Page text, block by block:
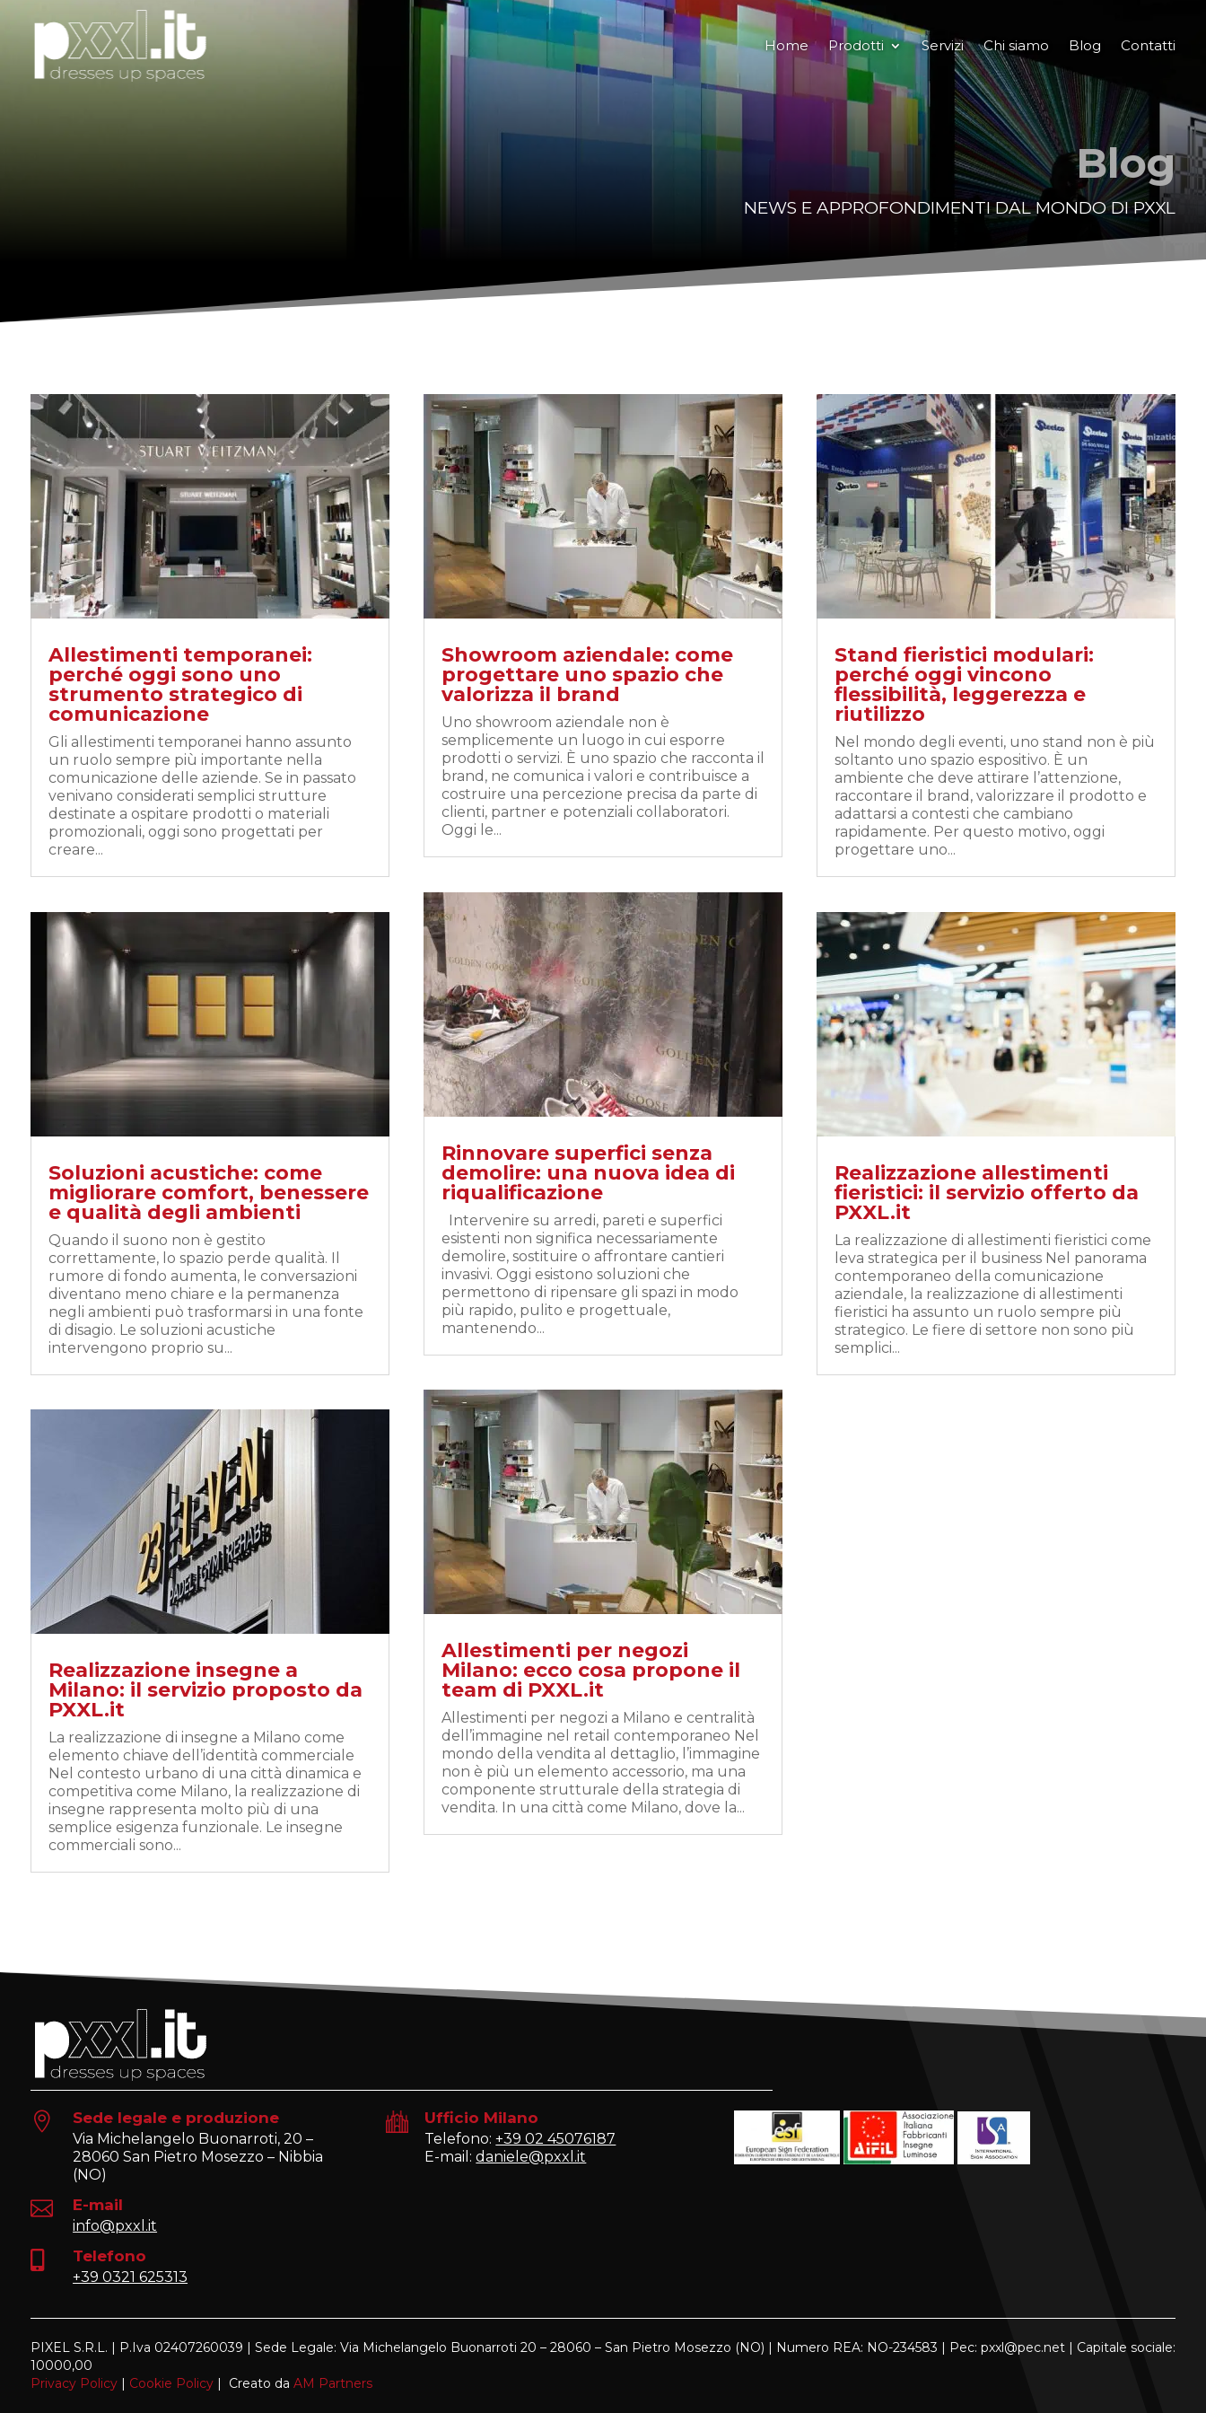
Home Prodotti Servizi Chi siamo Blog Contatti
Blog
NEWS E APPROFONDIMENTI DAL MONDO DI PXXL
Allestimenti temporanei:
perché oggi sono uno
strumento strategico di
comunicazione
Gli allestimenti temporanei hanno assunto
un ruolo sempre più importante nella
comunicazione delle aziende. Se in passato
venivano considerati semplici strutture
destinate a ospitare prodotti o materiali
promozionali, oggi sono progettati per
creare...
Soluzioni acustiche: come
migliorare comfort, benessere
e qualità degli ambienti
Quando il suono non è gestito
correttamente, lo spazio perde qualità. Il
rumore di fondo aumenta, le conversazioni
diventano meno chiare e la permanenza
negli ambienti può trasformarsi in una fonte
di disagio. Le soluzioni acustiche
intervengono proprio su...
Realizzazione insegne a
Milano: il servizio proposto da
PXXL.it
La realizzazione di insegne a Milano come
elemento chiave dell’identità commerciale
Nel contesto urbano di una città dinamica e
competitiva come Milano, la realizzazione di
insegne rappresenta molto più di una
semplice esigenza funzionale. Le insegne
commerciali sono...
Showroom aziendale: come
progettare uno spazio che
valorizza il brand
Uno showroom aziendale non è
semplicemente un luogo in cui esporre
prodotti o servizi. È uno spazio che racconta il
brand, ne comunica i valori e contribuisce a
costruire una percezione precisa da parte di
clienti, partner e potenziali collaboratori.
Oggi le...
Rinnovare superfici senza
demolire: una nuova idea di
riqualificazione
Intervenire su arredi, pareti e superfici
esistenti non significa necessariamente
demolire, sostituire o affrontare cantieri
invasivi. Oggi esistono soluzioni che
permettono di ripensare gli spazi in modo
più rapido, pulito e progettuale,
mantenendo...
Allestimenti per negozi
Milano: ecco cosa propone il
team di PXXL.it
Allestimenti per negozi a Milano e centralità
dell’immagine nel retail contemporaneo Nel
mondo della vendita al dettaglio, l’immagine
non è più un elemento accessorio, ma una
componente strutturale della strategia di
vendita. In una città come Milano, dove la...
Stand fieristici modulari:
perché oggi vincono
flessibilità, leggerezza e
riutilizzo
Nel mondo degli eventi, uno stand non è più
soltanto uno spazio espositivo. È un
ambiente che deve attirare l’attenzione,
raccontare il brand, valorizzare il prodotto e
adattarsi a contesti che cambiano
rapidamente. Per questo motivo, oggi
progettare uno...
Realizzazione allestimenti
fieristici: il servizio offerto da
PXXL.it
La realizzazione di allestimenti fieristici come
leva strategica per il business Nel panorama
contemporaneo della comunicazione
aziendale, la realizzazione di allestimenti
fieristici ha assunto un ruolo sempre più
strategico. Le fiere di settore non sono più
semplici...
 Sede legale e produzione
Via Michelangelo Buonarroti, 20 –
28060 San Pietro Mosezzo – Nibbia
(NO)
 E-mail
info@pxxl.it
Telefono
+39 0321 625313
Ufficio Milano
Telefono:+39 02 45076187
E-mail:daniele@pxxl.it
PIXEL S.R.L. | P.Iva 02407260039 | Sede Legale: Via Michelangelo Buonarroti 20 – 28060 – San Pietro Mosezzo (NO) | Numero REA: NO-234583 | Pec: pxxl@pec.net | Capitale sociale:
10000,00
Privacy Policy| Cookie Policy| Creato da AM Partners